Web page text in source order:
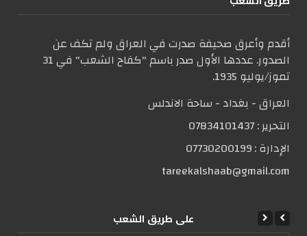
أقدم وأعرق صحيفة صدرت في العراق ولم تكف عن
الصدور. عددها الأول صدر باسم "كفاح الشعب" في 31
تموز/يوليو 1935.
العراق - بغداد - ساحة الاندلس
التحریر :07834101437
الإدارة :07730200199
tareekalshaab@gmail.com
علی طریق الشعب